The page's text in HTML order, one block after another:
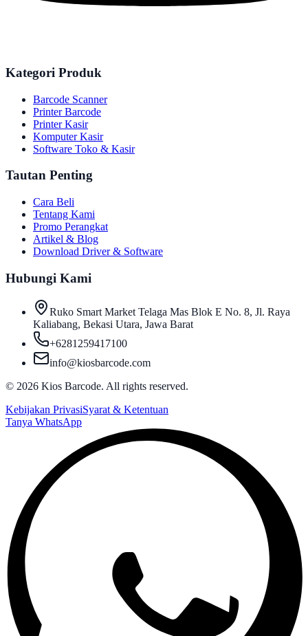
Kategori Produk
Barcode Scanner
Printer Barcode
Printer Kasir
Komputer Kasir
Software Toko & Kasir
Tautan Penting
Cara Beli
Tentang Kami
Promo Perangkat
Artikel & Blog
Download Driver & Software
Hubungi Kami
Ruko Smart Market Telaga Mas Blok E No. 8, Jl. Raya
Kaliabang, Bekasi Utara, Jawa Barat
+6281259417100
info@kiosbarcode.com
© 2026 Kios Barcode. All rights reserved.
Kebijakan PrivasiSyarat & Ketentuan
Tanya WhatsApp